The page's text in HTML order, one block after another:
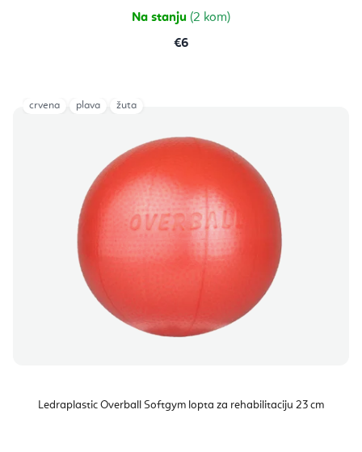
Na stanju (2 kom)
€6
Ledraplastic Overball Softgym lopta za rehabilitaciju 23 cm
crvena plava žuta